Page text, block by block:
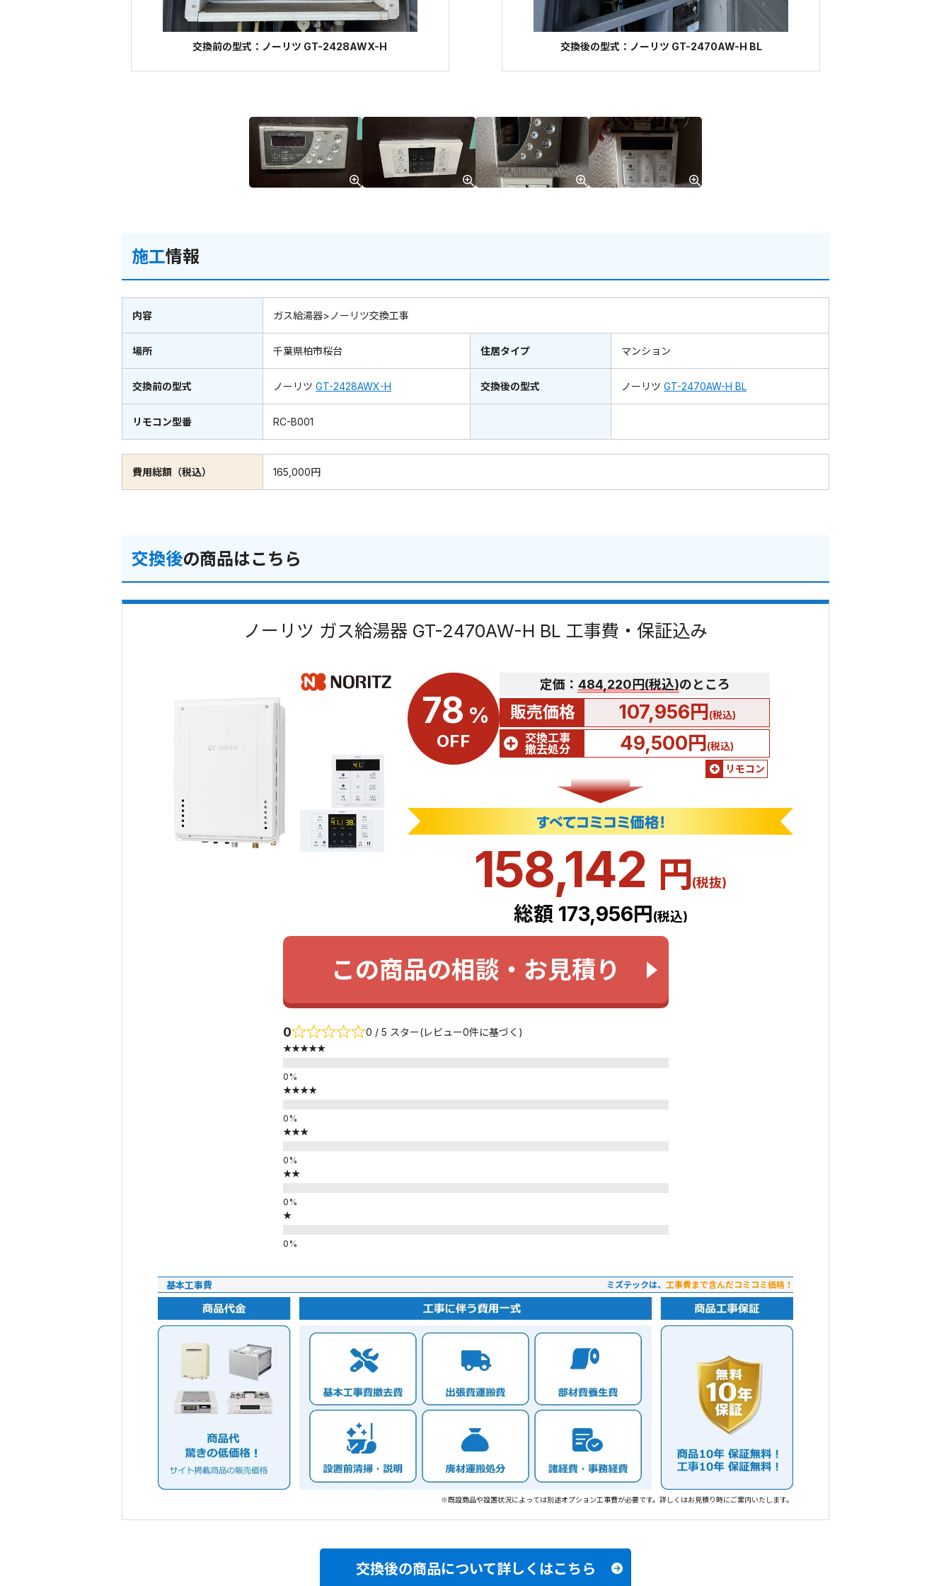
交換前の型式：ノーリツ GT-2428AWX-H 交換後の型式：ノーリツ GT-2470AW-H BL
施工情報
内容 ガス給湯器>ノーリツ交換工事
場所 千葉県柏市桜台 住居タイプ マンション
交換前の型式 ノーリツ GT-2428AWX-H 交換後の型式 ノーリツ GT-2470AW-H BL
リモコン型番 RC-B001
費用総額（税込） 165,000円
交換後の商品はこちら
ノーリツ ガス給湯器 GT-2470AW-H BL 工事費・保証込み
78 %
OFF
定価： 484,220円(税込)のところ
販売価格 107,956円(税込)
交換工事
撤去処分
49,500円(税込)
リモコン
158,142 円(税抜)
総額 173,956円(税込)
この商品の相談・お見積り
0 0 / 5 スター(レビュー0件に基づく)
★★★★★
★★★★
★★★
★★
★
基本工事費 ミズテックは、 工事費まで含んだコミコミ価格！
※既設商品や設置状況によっては別途オプション工事費が必要です。詳しくはお見積り時にご案内いたします。
交換後の商品について詳しくはこちら